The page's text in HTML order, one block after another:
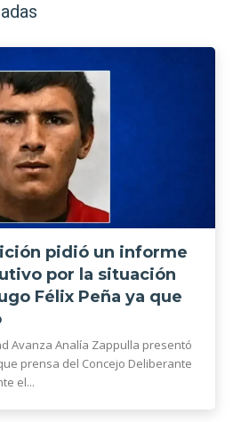
pidió un informe
por la situación
Félix Peña ya que
Avanza Analía Zappulla presentó
prensa del Concejo Deliberante
el...